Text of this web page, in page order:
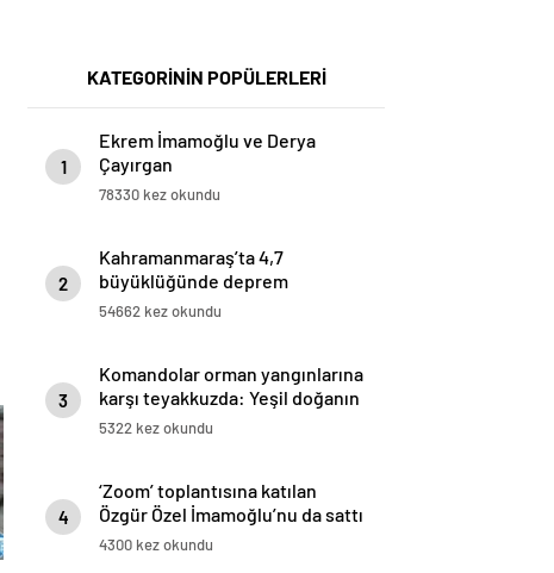
KATEGORİNİN POPÜLERLERİ
1
Ekrem İmamoğlu ve Derya
Çayırgan
78330 kez okundu
2
Kahramanmaraş’ta 4,7
büyüklüğünde deprem
54662 kez okundu
3
Komandolar orman yangınlarına
karşı teyakkuzda: Yeşil doğanın
canlıları onlara emanet
5322 kez okundu
4
‘Zoom’ toplantısına katılan
Özgür Özel İmamoğlu’nu da sattı
4300 kez okundu